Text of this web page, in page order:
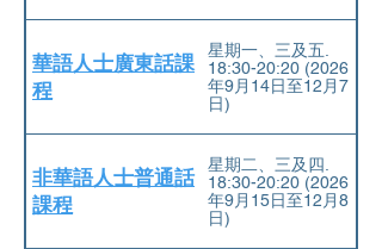
華語人士廣東話課
程
星期一、三及五.
18:30-20:20 (2026
年9⽉14⽇⾄12⽉7
⽇)
非華語人士普通話
課程
星期二、三及四.
18:30-20:20 (2026
年9⽉15⽇⾄12⽉8
⽇)